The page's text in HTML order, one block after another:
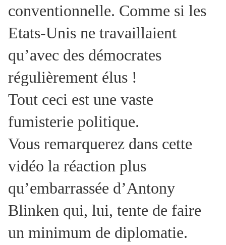
conventionnelle. Comme si les
Etats-Unis ne travaillaient
qu’avec des démocrates
régulièrement élus !
Tout ceci est une vaste
fumisterie politique.
Vous remarquerez dans cette
vidéo la réaction plus
qu’embarrassée d’Antony
Blinken qui, lui, tente de faire
un minimum de diplomatie.